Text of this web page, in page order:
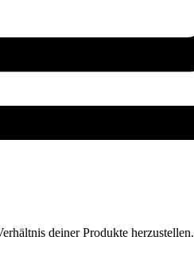
deiner Produkte herzustellen.